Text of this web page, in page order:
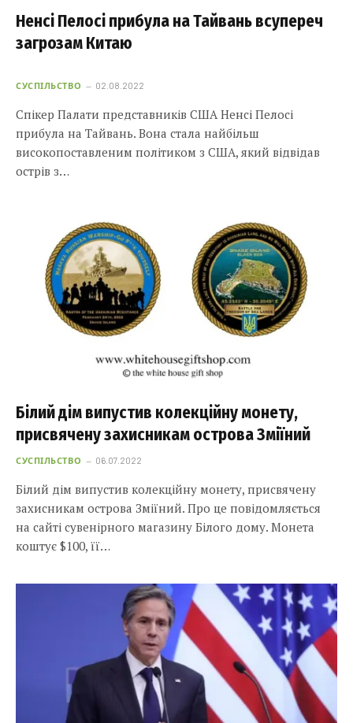
Ненсі Пелосі прибула на Тайвань всупереч
загрозам Китаю
СУСПІЛЬСТВО 02.08.2022
Спікер Палати представників США Ненсі Пелосі
прибула на Тайвань. Вона стала найбільш
високопоставленим політиком з США, який відвідав
острів з…
Білий дім випустив колекційну монету,
присвячену захисникам острова Зміїний
СУСПІЛЬСТВО 06.07.2022
Білий дім випустив колекційну монету, присвячену
захисникам острова Зміїний. Про це повідомляється
на сайті сувенірного магазину Білого дому. Монета
коштує $100, її…